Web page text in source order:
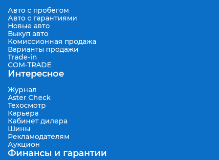
Авто с пробегом
Авто с гарантиями
Новые авто
Выкуп авто
Комиссионная продажа
Варианты продажи
Trade-in
COM-TRADE
Интересное
Журнал
Aster Check
Техосмотр
Карьера
Кабинет дилера
Шины
Рекламодателям
Аукцион
Финансы и гарантии